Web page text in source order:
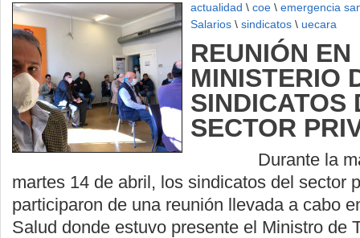
actualidad \ coe \ emergencia
Salarios \ sindicatos \ uecara
REUNIÓN EN
MINISTERIO
SINDICATOS
SECTOR
Durante la
martes 14 de abril, los sindicatos del sector
participaron de una reunión llevada a cabo
Salud donde estuvo presente el Ministro de